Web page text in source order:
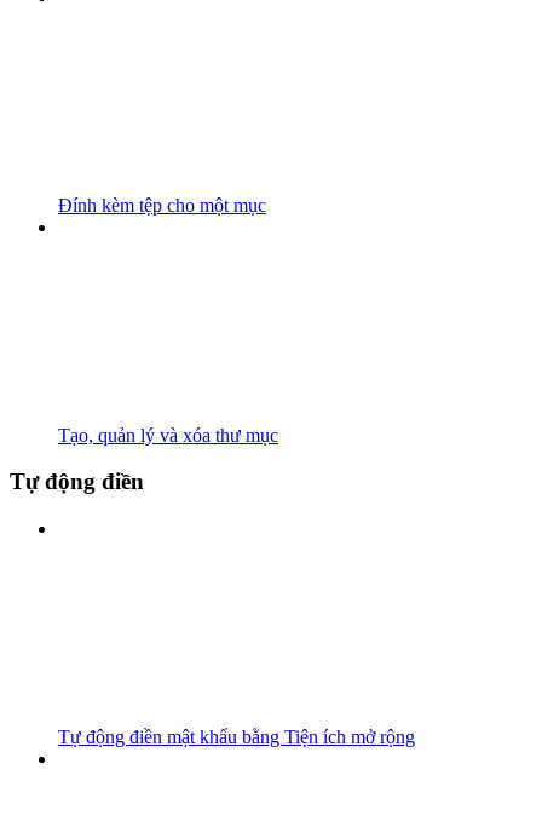
Đính kèm tệp cho một mục
Tạo, quản lý và xóa thư mục
Tự động điền
Tự động điền mật khẩu bằng Tiện ích mở rộng